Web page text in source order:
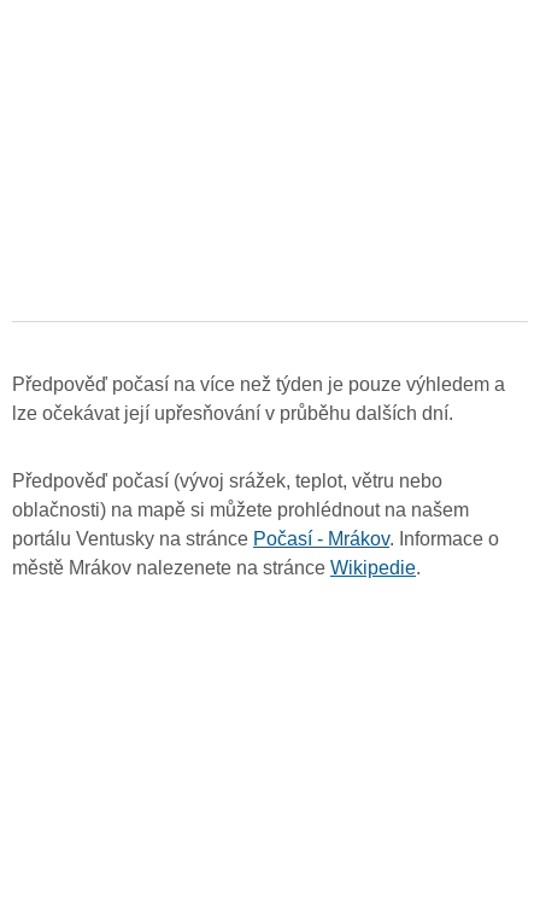
Předpověď počasí na více než týden je pouze výhledem a
lze očekávat její upřesňování v průběhu dalších dní.
Předpověď počasí (vývoj srážek, teplot, větru nebo
oblačnosti) na mapě si můžete prohlédnout na našem
portálu Ventusky na stránce Počasí - Mrákov. Informace o
městě Mrákov nalezenete na stránce Wikipedie.